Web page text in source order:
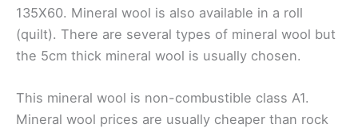
135X60. Mineral wool is also available in a roll
(quilt). There are several types of mineral wool but
the 5cm thick mineral wool is usually chosen.
This mineral wool is non-combustible class A1.
Mineral wool prices are usually cheaper than rock